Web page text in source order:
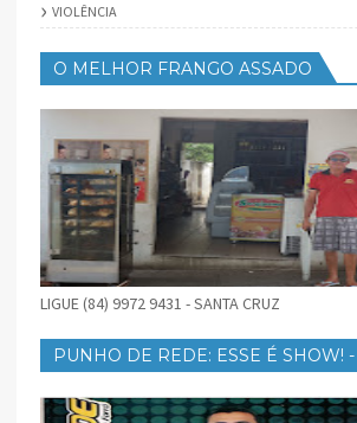
VIOLÊNCIA
O MELHOR FRANGO ASSADO
LIGUE (84) 9972 9431 - SANTA CRUZ
PUNHO DE REDE: ESSE É SHOW!